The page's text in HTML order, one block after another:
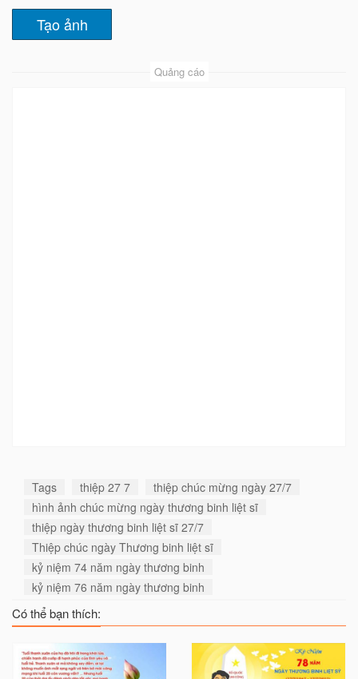
Quảng cáo
Tags thiệp 27 7
thiệp chúc mừng ngày 27/7
hình ảnh chúc mừng ngày thương binh liệt sĩ
thiệp ngày thương binh liệt sĩ 27/7
Thiệp chúc ngày Thương binh liệt sĩ
kỷ niệm 74 năm ngày thương binh
kỷ niệm 76 năm ngày thương binh
Có thể bạn thích: